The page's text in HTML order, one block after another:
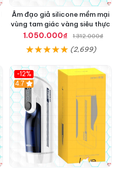
Âm đạo giả silicone mềm mại
vùng tam giác vàng siêu thực
1.050.000₫
1.312.000₫
(2,699)
-12%
Hot
4.7